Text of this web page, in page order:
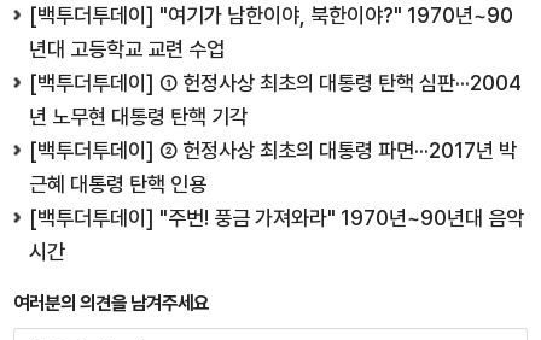
[백투더투데이] "여기가 남한이야, 북한이야?" 1970년~90
년대 고등학교 교련 수업
[백투더투데이] ① 헌정사상 최초의 대통령 탄핵 심판···2004
년 노무현 대통령 탄핵 기각
[백투더투데이] ② 헌정사상 최초의 대통령 파면···2017년 박
근혜 대통령 탄핵 인용
[백투더투데이] "주번! 풍금 가져와라" 1970년~90년대 음악
시간
여러분의 의견을 남겨주세요